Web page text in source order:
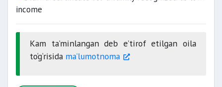
Kam ta’minlangan deb e’tirof etilgan oila
to‘g‘risida ma’lumotnoma